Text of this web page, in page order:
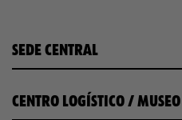
SEDE CENTRAL
CENTRO LOGÍSTICO / MUSEO